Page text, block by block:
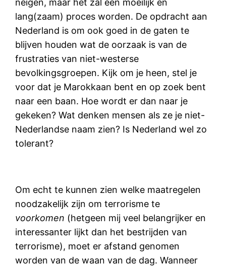
lang(zaam) proces worden. De opdracht aan
Nederland is om ook goed in de gaten te
blijven houden wat de oorzaak is van de
frustraties van niet-westerse
bevolkingsgroepen. Kijk om je heen, stel je
voor dat je Marokkaan bent en op zoek bent
naar een baan. Hoe wordt er dan naar je
gekeken? Wat denken mensen als ze je niet-
Nederlandse naam zien? Is Nederland wel zo
tolerant?
Om echt te kunnen zien welke maatregelen
noodzakelijk zijn om terrorisme te
voorkomen (hetgeen mij veel belangrijker en
interessanter lijkt dan het bestrijden van
terrorisme), moet er afstand genomen
worden van de waan van de dag. Wanneer